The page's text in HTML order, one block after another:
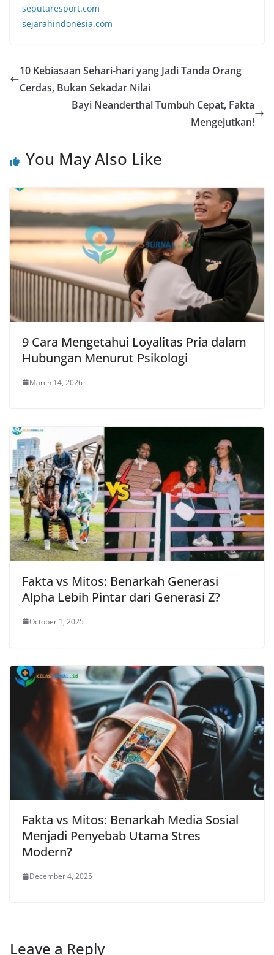
seputaresport.com
sejarahindonesia.com
10 Kebiasaan Sehari-hari yang Jadi Tanda Orang
Cerdas, Bukan Sekadar Nilai
Bayi Neanderthal Tumbuh Cepat, Fakta
Mengejutkan!
You May Also Like
9 Cara Mengetahui Loyalitas Pria dalam
Hubungan Menurut Psikologi
March 14, 2026
Fakta vs Mitos: Benarkah Generasi
Alpha Lebih Pintar dari Generasi Z?
October 1, 2025
Fakta vs Mitos: Benarkah Media Sosial
Menjadi Penyebab Utama Stres
Modern?
December 4, 2025
Leave a Reply